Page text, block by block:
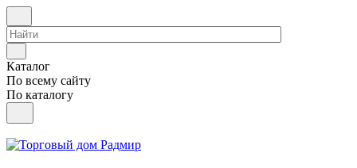
Каталог
По всему сайту
По каталогу